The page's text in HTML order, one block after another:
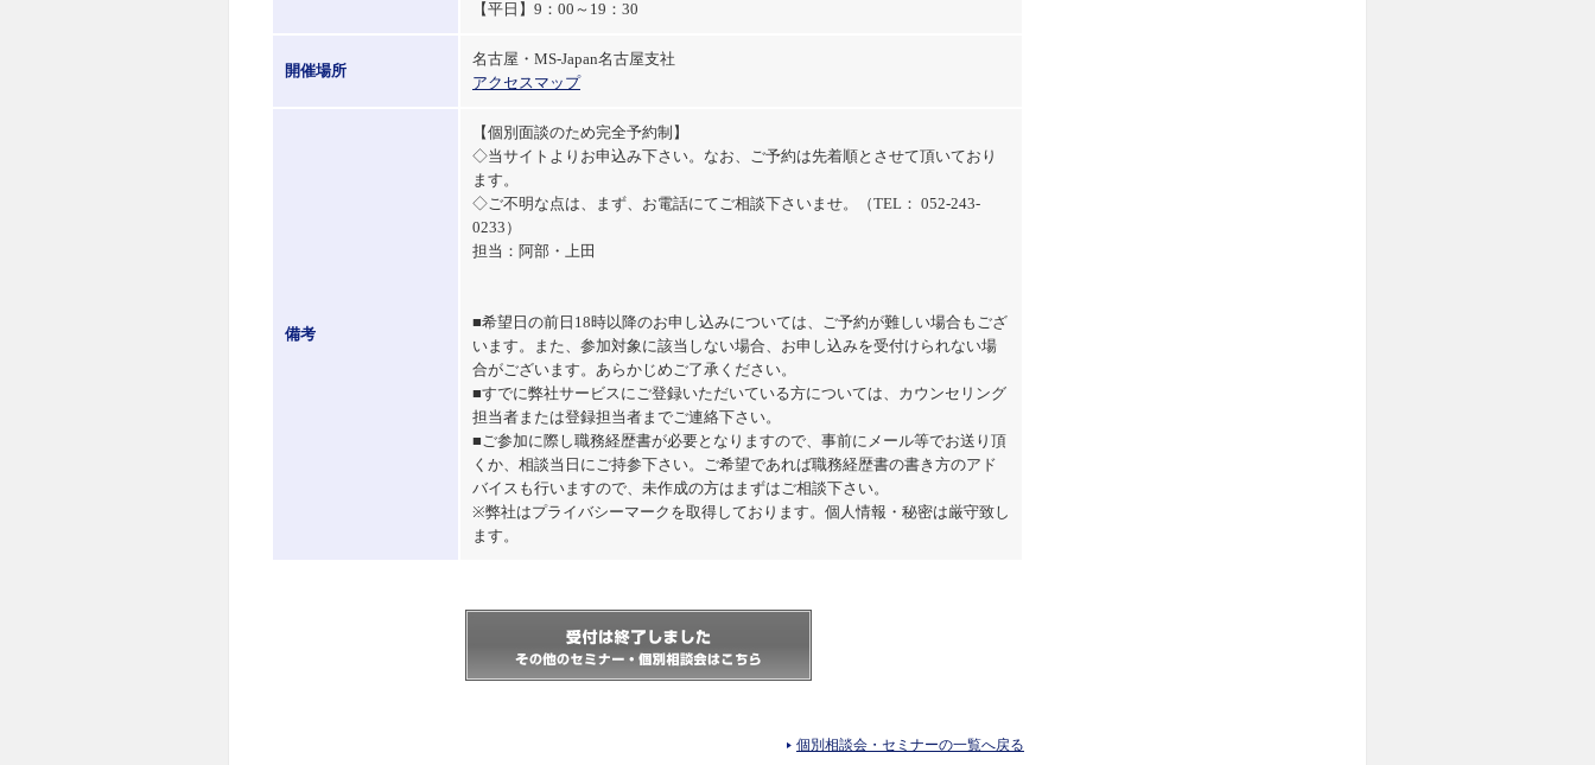
【平日】9：00～19：30
開催場所
名古屋・MS-Japan名古屋支社
アクセスマップ
備考
【個別面談のため完全予約制】
◇当サイトよりお申込み下さい。なお、ご予約は先着順とさせて頂いており
ます。
◇ご不明な点は、まず、お電話にてご相談下さいませ。（TEL： 052-243-
0233）
担当：阿部・上田
■希望日の前日18時以降のお申し込みについては、ご予約が難しい場合もござ
います。また、参加対象に該当しない場合、お申し込みを受付けられない場
合がございます。あらかじめご了承ください。
■すでに弊社サービスにご登録いただいている方については、カウンセリング
担当者または登録担当者までご連絡下さい。
■ご参加に際し職務経歴書が必要となりますので、事前にメール等でお送り頂
くか、相談当日にご持参下さい。ご希望であれば職務経歴書の書き方のアド
バイスも行いますので、未作成の方はまずはご相談下さい。
※弊社はプライバシーマークを取得しております。個人情報・秘密は厳守致し
ます。
個別相談会・セミナーの一覧へ戻る